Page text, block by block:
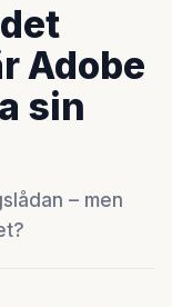
Adobe
sin
– men